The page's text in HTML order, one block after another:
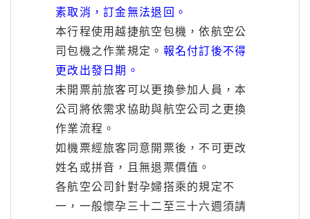
素取消，訂金無法退回。
本行程使用越捷航空包機，依航空公
司包機之作業規定。 報名付訂後不得
更改出發日期。
未開票前旅客可以更換參加人員，本
公司將依需求協助與航空公司之更換
作業流程。
如機票經旅客同意開票後，不可更改
姓名或拼音，且無退票價值。
各航空公司針對孕婦搭乘的規定不
一，一般懷孕三十二至三十六週須請